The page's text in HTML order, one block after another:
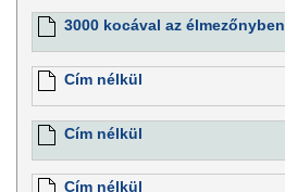
3000 kocával az élmezőnyben
Cím nélkül
Cím nélkül
Cím nélkül